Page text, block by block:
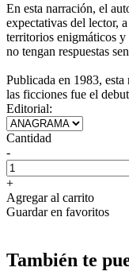
En esta narración, el
expectativas del lector,
territorios enigmáticos y
no tengan respuestas
Publicada en 1983,
las ficciones fue el
Editorial:
Cantidad
-
+
Agregar al carrito
Guardar en favoritos
También te